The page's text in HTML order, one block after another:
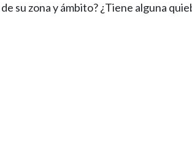
su zona y ámbito? ¿Tiene alguna